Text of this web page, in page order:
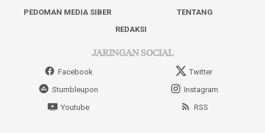
PEDOMAN MEDIA SIBER
TENTANG
REDAKSI
JARINGAN SOCIAL
Facebook
Twitter
Stumbleupon
Instagram
Youtube
RSS